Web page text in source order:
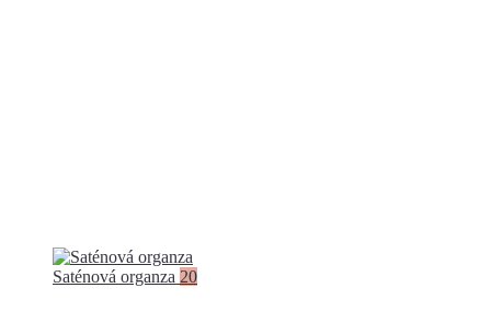
Saténová organza 20